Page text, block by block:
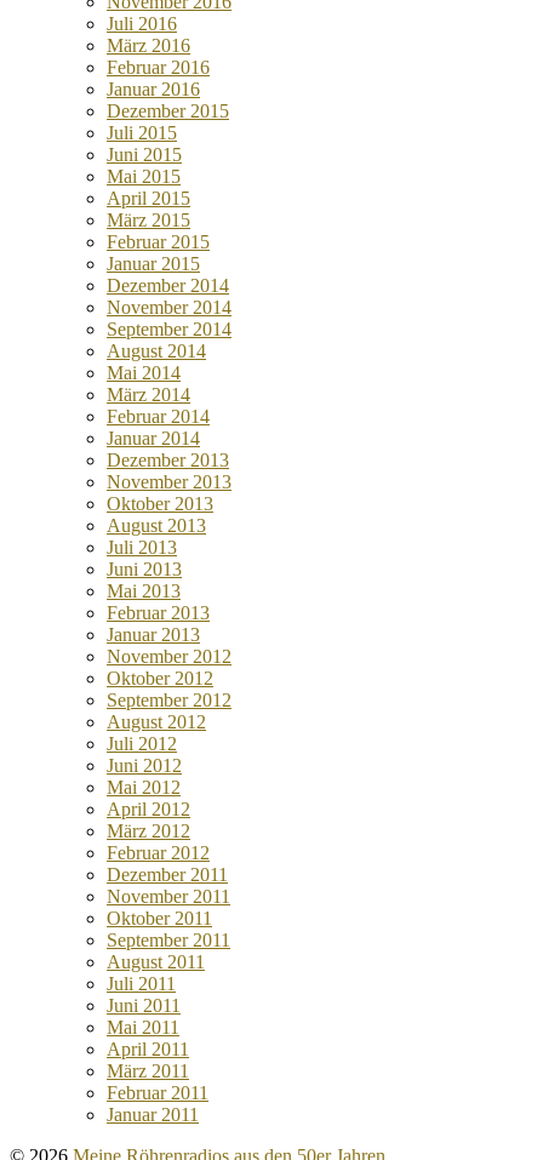
Juli 2016
März 2016
Februar 2016
Januar 2016
Dezember 2015
Juli 2015
Juni 2015
Mai 2015
April 2015
März 2015
Februar 2015
Januar 2015
Dezember 2014
November 2014
September 2014
August 2014
Mai 2014
März 2014
Februar 2014
Januar 2014
Dezember 2013
November 2013
Oktober 2013
August 2013
Juli 2013
Juni 2013
Mai 2013
Februar 2013
Januar 2013
November 2012
Oktober 2012
September 2012
August 2012
Juli 2012
Juni 2012
Mai 2012
April 2012
März 2012
Februar 2012
Dezember 2011
November 2011
Oktober 2011
September 2011
August 2011
Juli 2011
Juni 2011
Mai 2011
April 2011
März 2011
Februar 2011
Januar 2011